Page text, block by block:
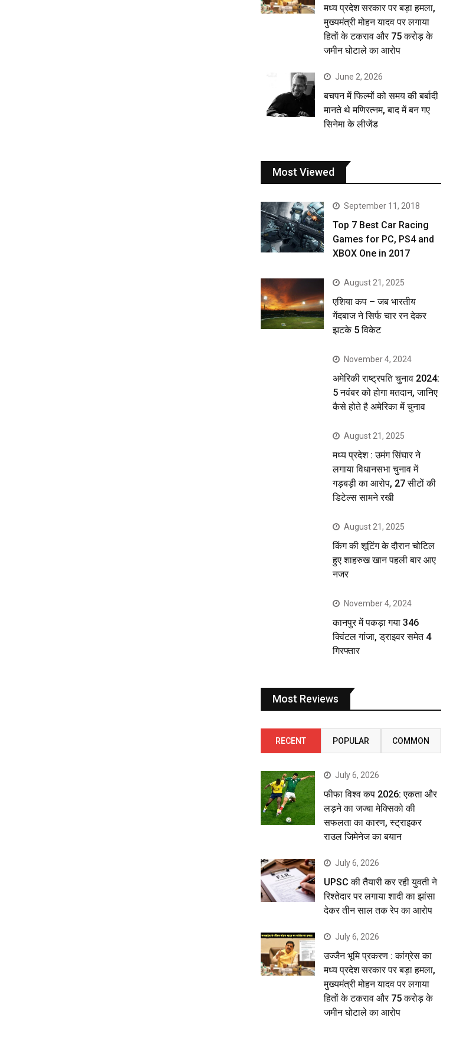
मध्य प्रदेश सरकार पर बड़ा हमला,
मुख्यमंत्री मोहन यादव पर लगाया
हितों के टकराव और 75 करोड़ के
जमीन घोटाले का आरोप
June 2, 2026
बचपन में फिल्मों को समय की बर्बादी
मानते थे मणिरत्नम, बाद में बन गए
सिनेमा के लीजेंड
Most Viewed
September 11, 2018
Top 7 Best Car Racing
Games for PC, PS4 and
XBOX One in 2017
August 21, 2025
एशिया कप – जब भारतीय
गेंदबाज ने सिर्फ चार रन देकर
झटके 5 विकेट
November 4, 2024
अमेरिकी राष्ट्रपति चुनाव 2024:
5 नवंबर को होगा मतदान, जानिए
कैसे होते है अमेरिका में चुनाव
August 21, 2025
मध्य प्रदेश : उमंग सिंघार ने
लगाया विधानसभा चुनाव में
गड़बड़ी का आरोप, 27 सीटों की
डिटेल्स सामने रखी
August 21, 2025
किंग की शूटिंग के दौरान चोटिल
हुए शाहरुख खान पहली बार आए
नजर
November 4, 2024
कानपुर में पकड़ा गया 346
क्विंटल गांजा, ड्राइवर समेत 4
गिरफ्तार
Most Reviews
RECENT POPULAR COMMON
July 6, 2026
फीफा विश्व कप 2026: एकता और
लड़ने का जज्बा मेक्सिको की
सफलता का कारण, स्ट्राइकर
राउल जिमेनेज का बयान
July 6, 2026
UPSC की तैयारी कर रही युवती ने
रिश्तेदार पर लगाया शादी का झांसा
देकर तीन साल तक रेप का आरोप
July 6, 2026
उज्जैन भूमि प्रकरण : कांग्रेस का
मध्य प्रदेश सरकार पर बड़ा हमला,
मुख्यमंत्री मोहन यादव पर लगाया
हितों के टकराव और 75 करोड़ के
जमीन घोटाले का आरोप